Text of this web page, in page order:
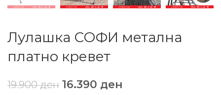
Лулашка СОФИ метална
платно кревет
19.900ден 16.390 ден